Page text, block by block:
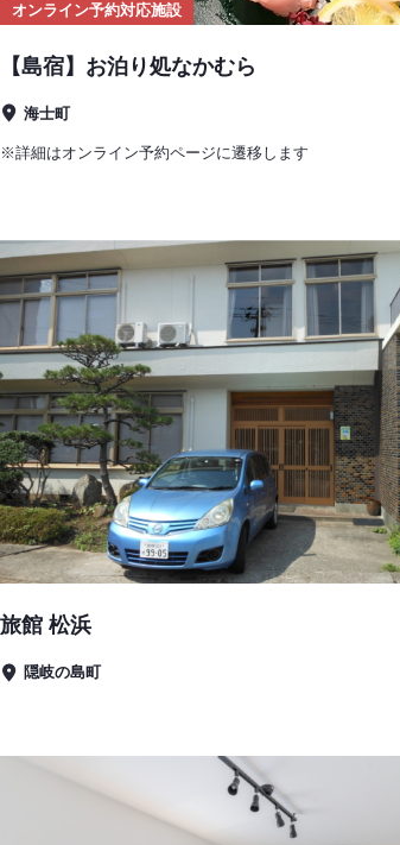
オンライン予約対応施設
【島宿】お泊り処なかむら
海士町
※詳細はオンライン予約ページに遷移します
旅館 松浜
隠岐の島町